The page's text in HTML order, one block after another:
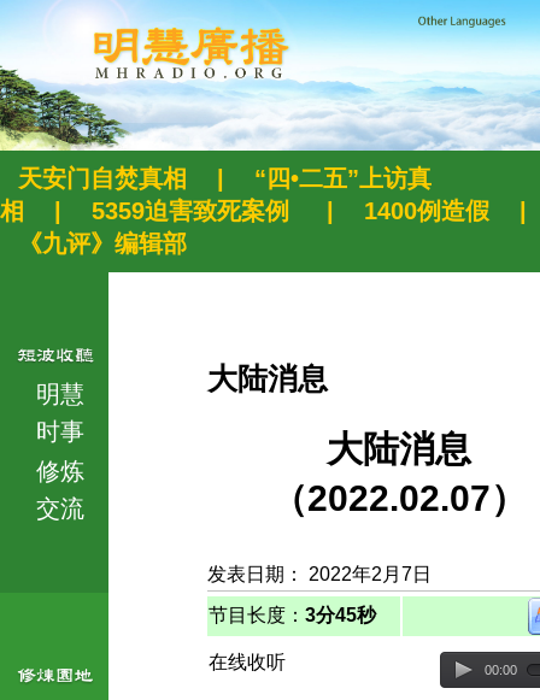
天安门自焚真相
“四•二五”上访真
相
5359迫害致死案例 1400例造假
《九评》编辑部
明慧
时事
修炼
交流
大陆消息
大陆消息
（2022.02.07）
发表日期： 2022年2月7日
节目长度： 3分45秒
在线收听 00:00